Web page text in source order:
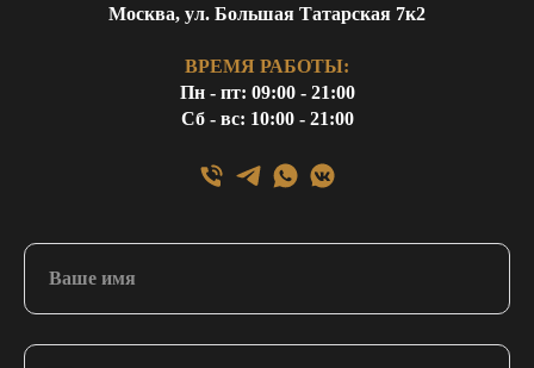
Москва, ул. Большая Татарская 7к2
ВРЕМЯ РАБОТЫ:
Пн - пт: 09:00 - 21:00
Сб - вс: 10:00 - 21:00